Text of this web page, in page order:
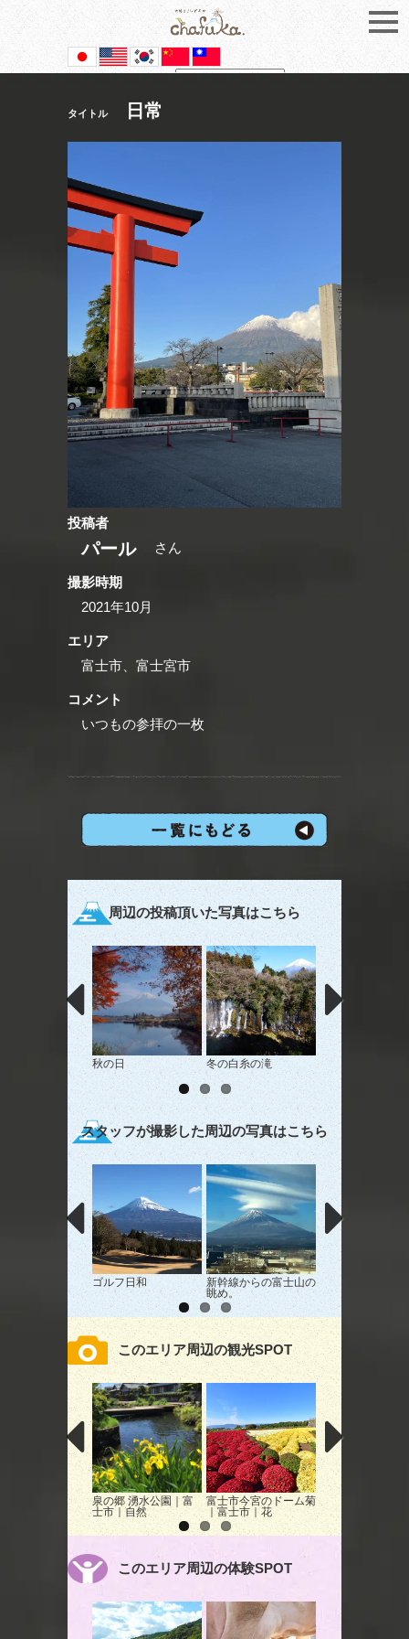
タイトル 日常
投稿者
パール さん
撮影時期
2021年10月
エリア
富士市、富士宮市
コメント
いつもの参拝の一枚
周辺の投稿頂いた写真はこちら
秋の日 冬の白糸の滝 傘富士
スタッフが撮影した周辺の写真はこちら
ゴルフ日和
新幹線からの富士山の
眺め。
空からの富士山
このエリア周辺の観光SPOT
泉の郷 湧水公園｜富
士市｜自然
富士市今宮のドーム菊
｜富士市｜花
富士岩本ひまわ
このエリア周辺の体験SPOT